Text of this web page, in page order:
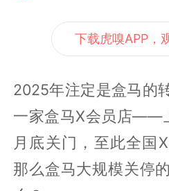
下载虎嗅APP，
2025年注定是盒马的
一家盒马X会员店——
月底关门，至此全国
那么盒马大规模关停